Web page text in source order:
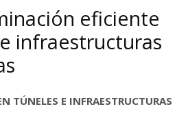
eficiente
infraestructuras
TÚNELES E INFRAESTRUCTURAS